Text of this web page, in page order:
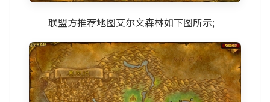
联盟方推荐地图艾尔文森林如下图所示;